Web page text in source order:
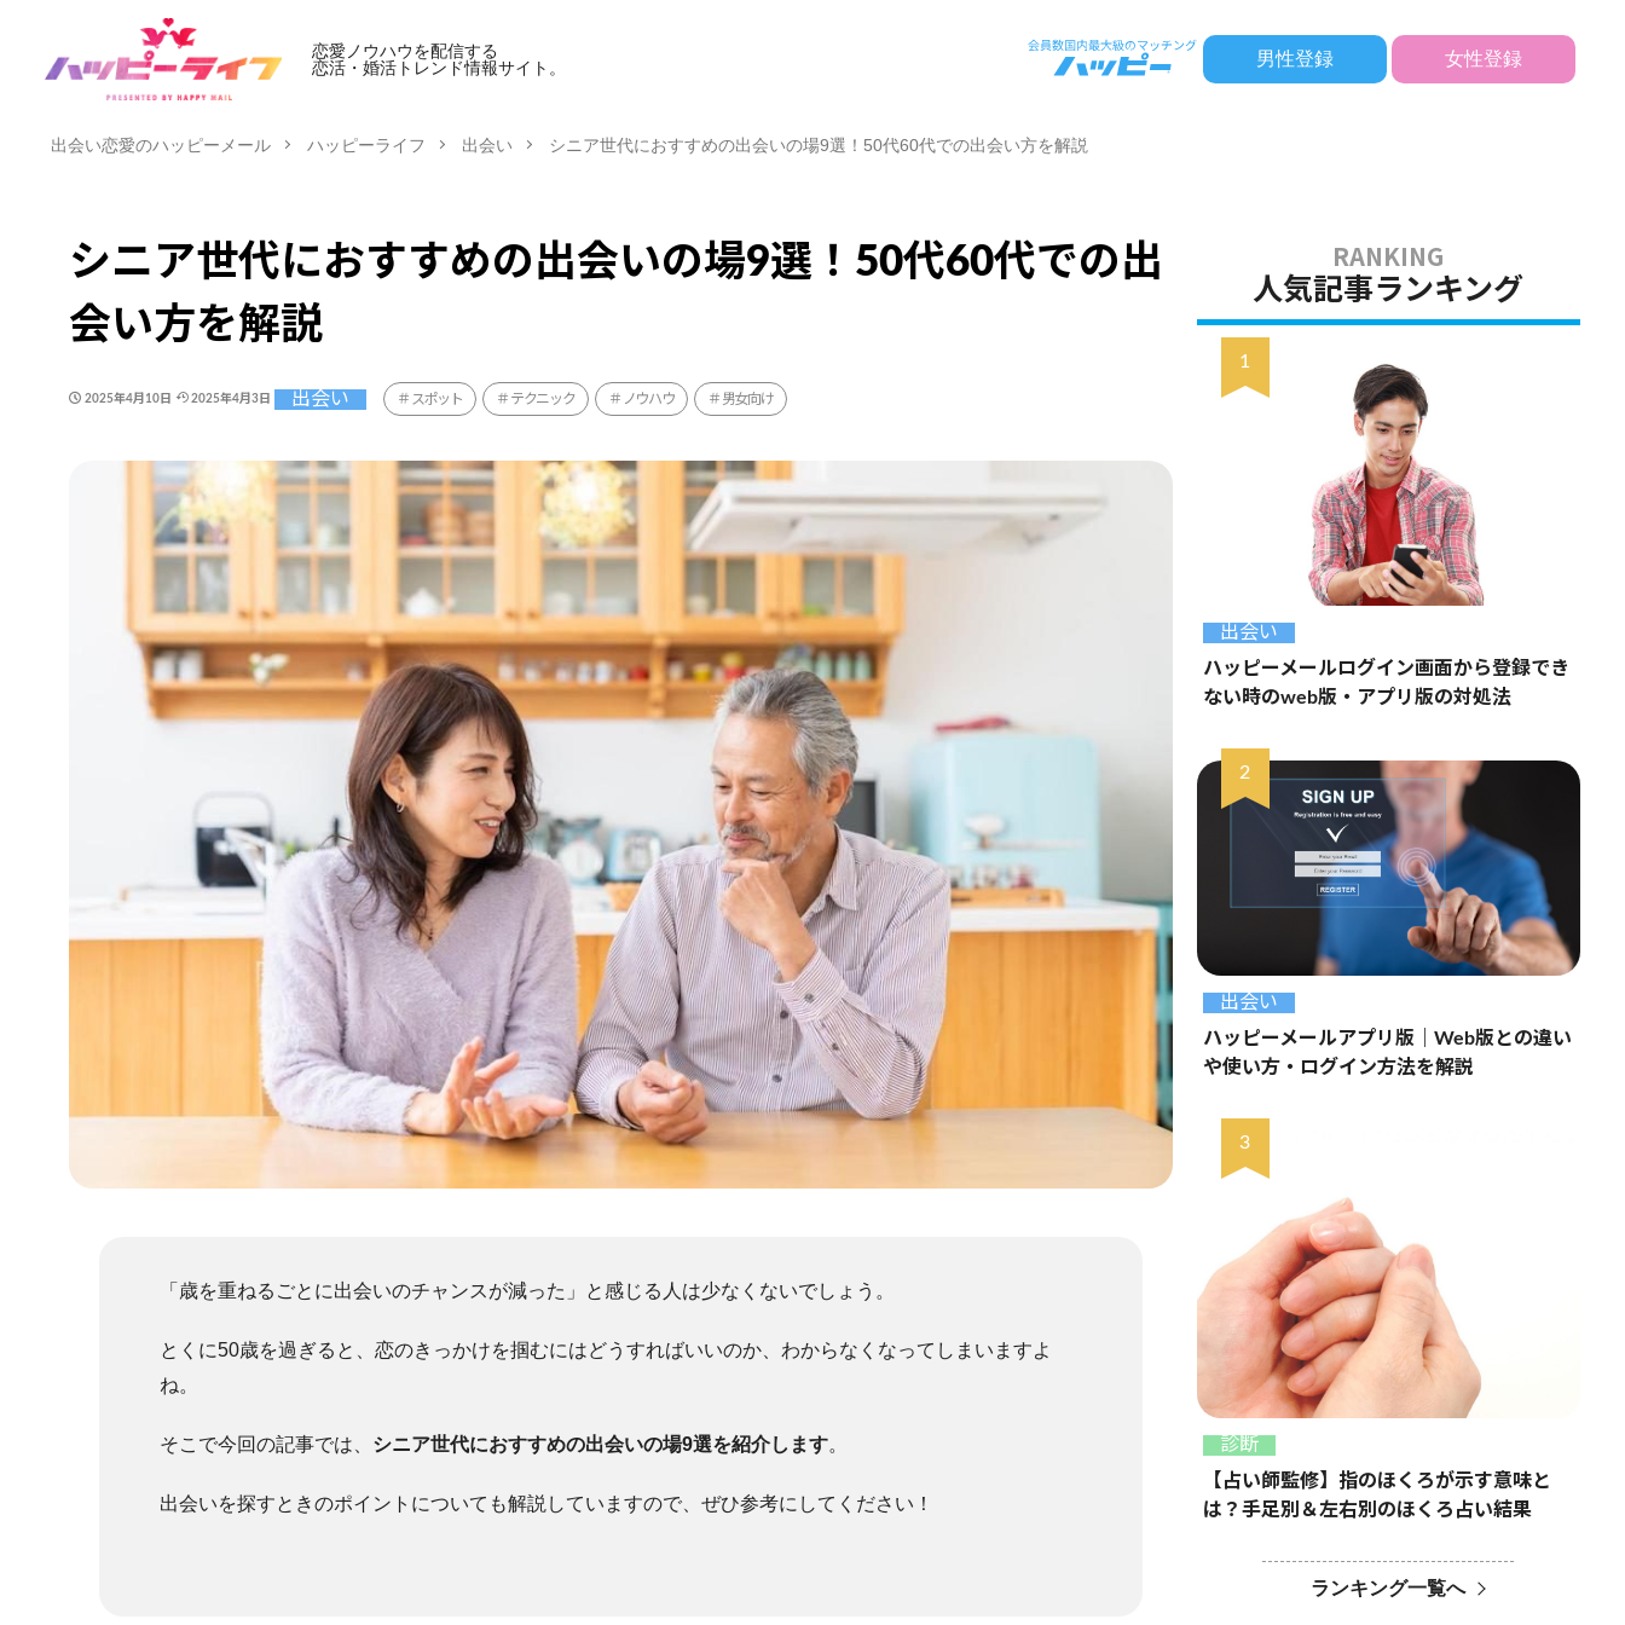
恋愛ノウハウを配信する
恋活・婚活トレンド情報サイト。
男性登録 女性登録
出会い恋愛のハッピーメール ハッピーライフ 出会い シニア世代におすすめの出会いの場9選！50代60代での出会い方を解説
シニア世代におすすめの出会いの場9選！50代60代での出
会い方を解説
2025年4月10日 2025年4月3日 出会い スポット テクニック ノウハウ 男女向け
「歳を重ねるごとに出会いのチャンスが減った」と感じる人は少なくないでしょう。
とくに50歳を過ぎると、恋のきっかけを掴むにはどうすればいいのか、わからなくなってしまいますよ
ね。
そこで今回の記事では、 シニア世代におすすめの出会いの場9選を紹介します。
出会いを探すときのポイントについても解説していますので、ぜひ参考にしてください！
人気記事ランキング
出会い
ハッピーメールログイン画面から登録でき
ない時のweb版・アプリ版の対処法
出会い
ハッピーメールアプリ版｜Web版との違い
や使い方・ログイン方法を解説
診断
【占い師監修】指のほくろが示す意味と
は？手足別＆左右別のほくろ占い結果
ランキング一覧へ